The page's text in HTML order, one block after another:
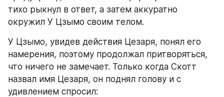
тихо рыкнул в ответ, а затем аккуратно
окружил У Цзымо своим телом.
У Цзымо, увидев действия Цезаря, понял его
намерения, поэтому продолжал притворяться,
что ничего не замечает. Только когда Скотт
назвал имя Цезаря, он поднял голову и с
удивлением спросил: